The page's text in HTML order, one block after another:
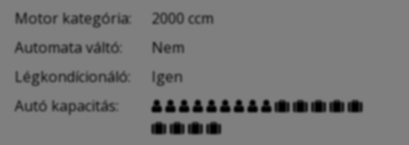
Motor kategória:
2000 ccm
Automata váltó:
Nem
Légkondícionáló:
Igen
Autó kapacitás:
            
   